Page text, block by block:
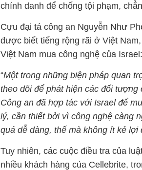
chính danh để chống tội phạm,
Cựu đại tá công an Nguyễn Như
được biết tiếng rộng rãi ở Việt
Việt Nam mua công nghệ của Israel:
“Một trong những biện pháp quan
theo dõi để phát hiện các đối
Công an đã hợp tác với Israel để
lý, cần thiết bởi vì công nghệ càng
quá dễ dàng, thế mà không ít kẻ
Tuy nhiên, các cuộc điều tra của
nhiều khách hàng của Cellebrite,